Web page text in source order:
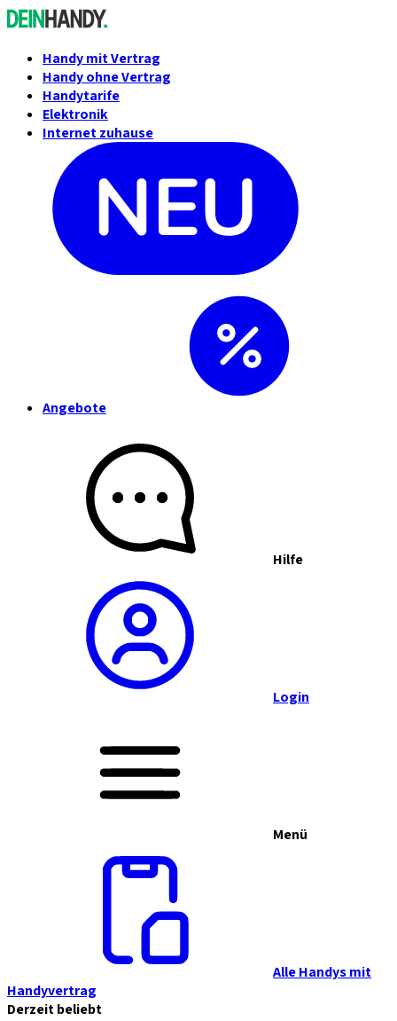
Handy mit Vertrag
Handy ohne Vertrag
Handytarife
Elektronik
Internet zuhause
Angebote
Hilfe
Login
Menü
Alle Handys mit
Handyvertrag
Derzeit beliebt